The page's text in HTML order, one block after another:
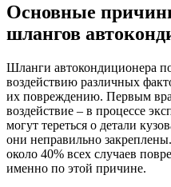
Основные
шлангов
Шланги автокондиционера
воздействию различных
их повреждению. Первым
воздействие – в процессе
могут тереться о детали
они неправильно
около 40% всех случаев
именно по этой причине.